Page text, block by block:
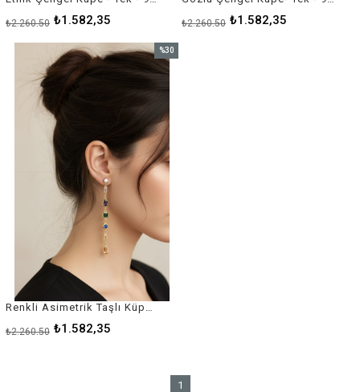
₺1.582,35
₺2.260,50 ₺1.582,35
₺2.260,50
Renkli Asimetrik Taşlı Küpe - 925 Ayar Gümüş
₺1.582,35
₺2.260,50
%30
İndirim
1